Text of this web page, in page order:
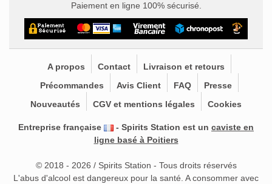
Paiement en ligne 100% sécurisé.
A propos Contact
Livraison et retours
Précommandes
Avis Client FAQ
Presse
Nouveautés
CGV et mentions légales Cookies
Entreprise française - Spirits Station est un caviste en
ligne basé à Poitiers
© 2018 - 2026 / Spirits Station - Tous droits réservés
L'abus d'alcool est dangereux pour la santé. A consommer avec